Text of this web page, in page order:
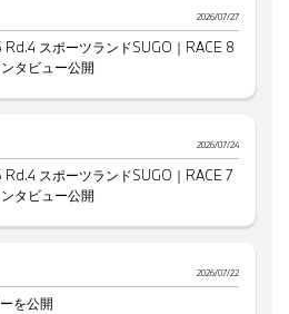
2026/07/27
スポーツランドSUGO｜RACE 8
タビュー公開
2026/07/24
スポーツランドSUGO｜RACE 7
タビュー公開
2026/07/22
を公開